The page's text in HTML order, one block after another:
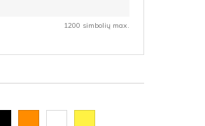
1200 simbolių max.